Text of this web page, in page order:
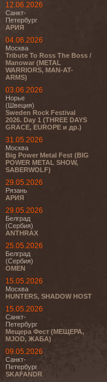
12.06.2026
Санкт-
Петербург
АРИЯ
04.06.2026
Москва
Tribute To Ross The Boss /
Manowar (METAL
WARRIORS, MAN-AT-
ARMS)
03.06.2026
Норье
(Швеция)
Sweden Rock Festival
2026. Day 1 (THREE DAYS
GRACE, EUROPE и др.)
31.05.2026
Москва
Big Power Metal Fest (BIG
POWER METAL SHOW,
SABERWOLF)
29.05.2026
Рязань
АРИЯ
29.05.2026
Белград
(Сербия)
ANTHRAX
25.05.2026
Белград
(Сербия)
OMEN
15.05.2026
Москва
HUNTERS, SHADOW HOST
15.05.2026
Санкт-
Петербург
Мещера Фест (МЕЩЕРА,
MJOD, ЖАБА)
09.05.2026
Санкт-
Петербург
SKAFANDR